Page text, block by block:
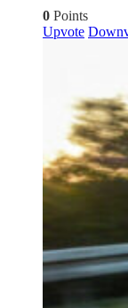
0 Points
Upvote